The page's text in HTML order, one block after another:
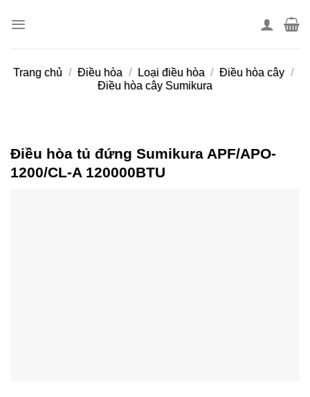
Trang chủ / Điều hòa / Loại điều hòa / Điều hòa cây /
Điều hòa cây Sumikura
Điều hòa tủ đứng Sumikura APF/APO-
1200/CL-A 120000BTU